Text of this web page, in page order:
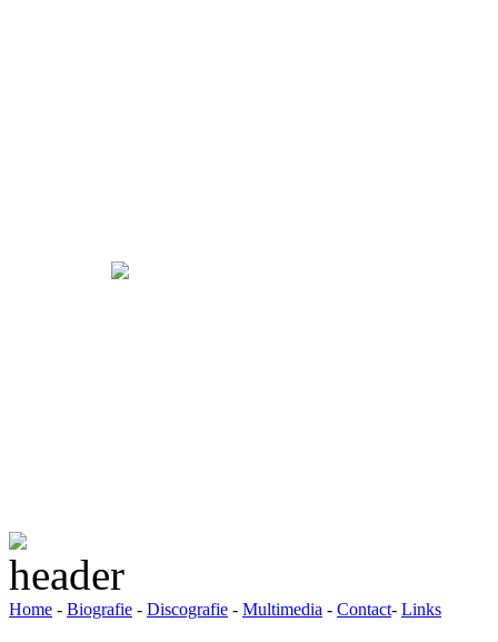
Home - Biografie - Discografie - Multimedia - Contact- Links